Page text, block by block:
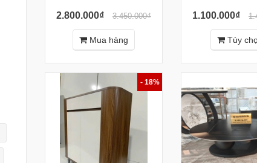
2.800.000₫ 3.450.000₫
Mua hàng
1.100.000₫
Tùy
- 18%